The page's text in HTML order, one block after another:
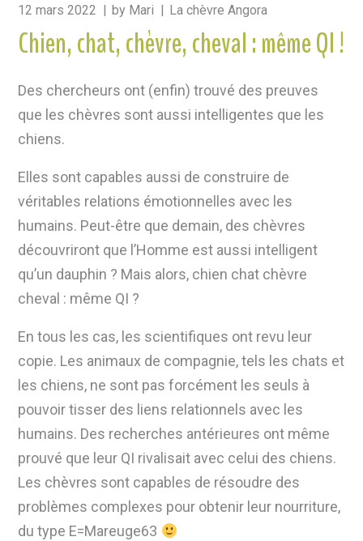
12 mars 2022 by Mari La chèvre Angora
Chien, chat, chèvre, cheval : même QI !
Des chercheurs ont (enfin) trouvé des preuves
que les chèvres sont aussi intelligentes que les
chiens.
Elles sont capables aussi de construire de
véritables relations émotionnelles avec les
humains. Peut-être que demain, des chèvres
découvriront que l’Homme est aussi intelligent
qu’un dauphin ? Mais alors, chien chat chèvre
cheval : même QI ?
En tous les cas, les scientifiques ont revu leur
copie. Les animaux de compagnie, tels les chats et
les chiens, ne sont pas forcément les seuls à
pouvoir tisser des liens relationnels avec les
humains. Des recherches antérieures ont même
prouvé que leur QI rivalisait avec celui des chiens.
Les chèvres sont capables de résoudre des
problèmes complexes pour obtenir leur nourriture,
du type E=Mareuge63